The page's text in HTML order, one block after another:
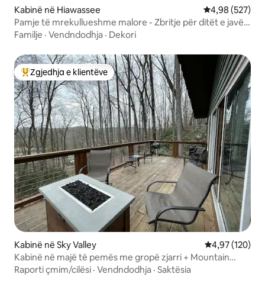
Kabinë në Hiawassee Vlerësimi
4,98 (527)
Pamje të mrekullueshme malore - Zbritje për ditët e javës
në vaskë me hidromasazh
Familje · Vendndodhja · Dekori
Më të mirat e zgjedhjeve të klientëve
Zgjedhja e klientëve
Kabinë në Sky Valley Vlerësimi
4,97 (120)
Kabinë në majë të pemës me gropë zjarri + Mountain
Stream
Raporti çmim/cilësi · Vendndodhja · Saktësia